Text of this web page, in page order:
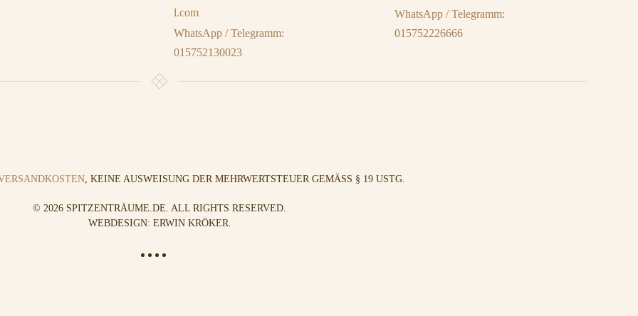
l.com
WhatsApp / Telegramm:
015752130023
WhatsApp / Telegramm:
015752226666
, KEINE AUSWEISUNG DER MEHRWERTSTEUER GEMÄSS § 19 USTG.
© 2026 SPITZENTRÄUME.DE. ALL RIGHTS RESERVED.
WEBDESIGN: ERWIN KRÖKER